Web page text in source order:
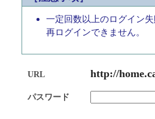
一定回数以上のログイン
再ログインできません。
URL http://
パスワード